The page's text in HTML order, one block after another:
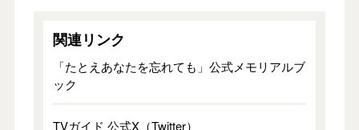
関連リンク
「たとえあなたを忘れても」公式メモリアルブ
ック
TVガイド 公式X（Twitter）